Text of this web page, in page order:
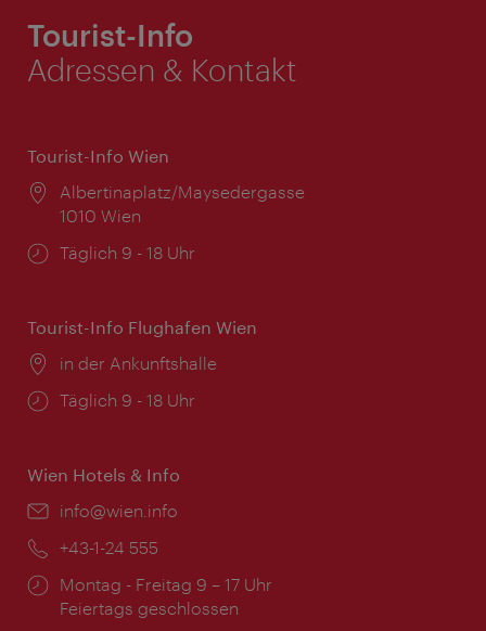
Tourist-Info
Adressen & Kontakt
Tourist-Info Wien
Ort:
Albertinaplatz/Maysedergasse
1010 Wien
Öffnungszeiten:
Täglich 9 - 18 Uhr
Tourist-Info Flughafen Wien
Ort:
in der Ankunftshalle
Öffnungszeiten:
Täglich 9 - 18 Uhr
Wien Hotels & Info
Email:
info@wien.info
Telefon:
+43-1-24 555
Öffnungszeiten:
Montag - Freitag 9 – 17 Uhr
Feiertags geschlossen